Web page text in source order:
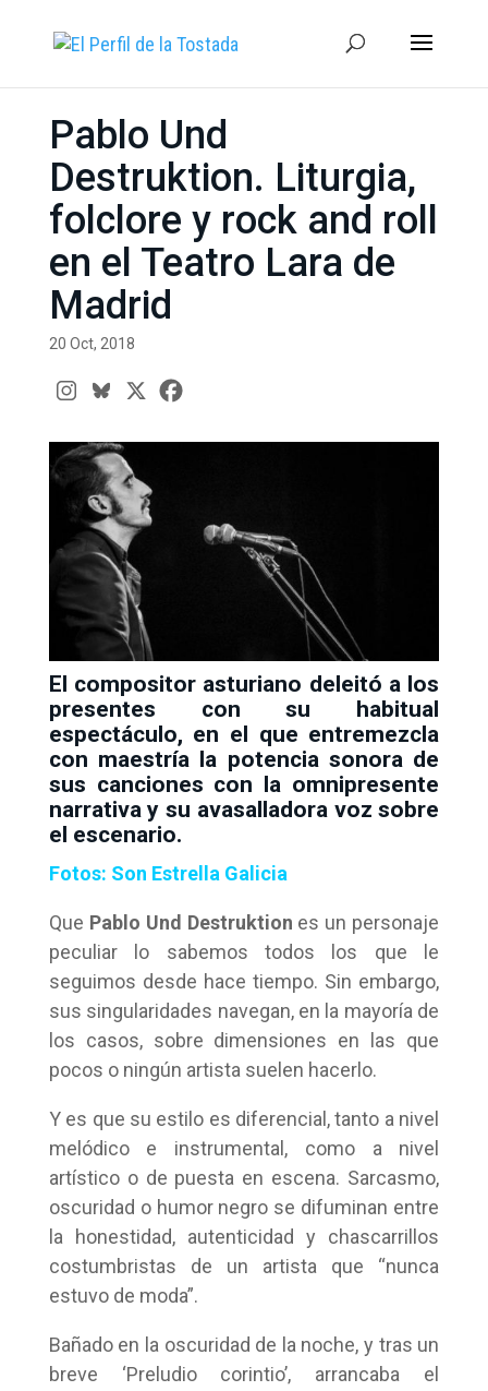
Pablo Und
Destruktion. Liturgia,
folclore y rock and roll
en el Teatro Lara de
Madrid
20 Oct, 2018
El compositor asturiano deleitó a los
presentes con su habitual
espectáculo, en el que entremezcla
con maestría la potencia sonora de
sus canciones con la omnipresente
narrativa y su avasalladora voz sobre
el escenario.
Fotos: Son Estrella Galicia
Que Pablo Und Destruktion es un personaje
peculiar lo sabemos todos los que le
seguimos desde hace tiempo. Sin embargo,
sus singularidades navegan, en la mayoría de
los casos, sobre dimensiones en las que
pocos o ningún artista suelen hacerlo.
Y es que su estilo es diferencial, tanto a nivel
melódico e instrumental, como a nivel
artístico o de puesta en escena. Sarcasmo,
oscuridad o humor negro se difuminan entre
la honestidad, autenticidad y chascarrillos
costumbristas de un artista que “nunca
estuvo de moda”.
Bañado en la oscuridad de la noche, y tras un
breve ‘Preludio corintio’, arrancaba el